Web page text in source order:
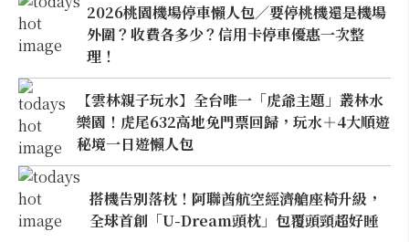
2026桃園機場停車懶人包／要停桃機還是機場
外圍？收費各多少？信用卡停車優惠一次整
理！
【雲林親子玩水】全台唯一「虎爺主題」叢林水
樂園！虎尾632高地免門票回歸，玩水＋4大順遊
秘境一日遊懶人包
搭機告別落枕！阿聯酋航空經濟艙座椅升級，
全球首創「U-Dream頭枕」包覆頭頸超好睡